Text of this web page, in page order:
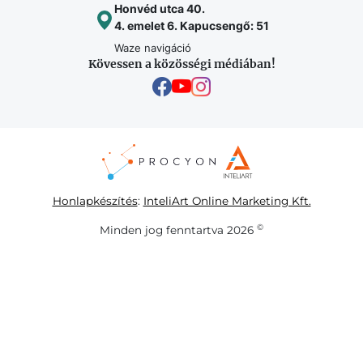
Honvéd utca 40.
4. emelet 6. Kapucsengő: 51
Waze navigáció
Kövessen a közösségi médiában!
Honlapkészítés: InteliArt Online Marketing Kft.
Minden jog fenntartva 2026 ©